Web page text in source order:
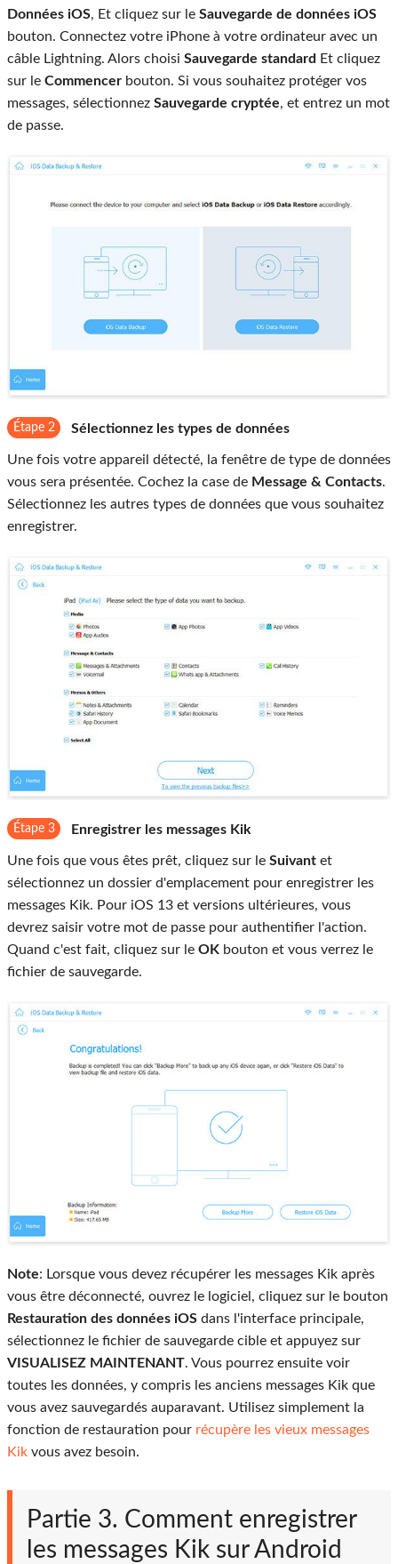
Données iOS, Et cliquez sur le Sauvegarde de données iOS
bouton. Connectez votre iPhone à votre ordinateur avec un
câble Lightning. Alors choisi Sauvegarde standard Et cliquez
sur le Commencer bouton. Si vous souhaitez protéger vos
messages, sélectionnez Sauvegarde cryptée, et entrez un mot
de passe.
Étape 2 Sélectionnez les types de données
Une fois votre appareil détecté, la fenêtre de type de données
vous sera présentée. Cochez la case de Message & Contacts.
Sélectionnez les autres types de données que vous souhaitez
enregistrer.
Étape 3 Enregistrer les messages Kik
Une fois que vous êtes prêt, cliquez sur le Suivant et
sélectionnez un dossier d'emplacement pour enregistrer les
messages Kik. Pour iOS 13 et versions ultérieures, vous
devrez saisir votre mot de passe pour authentifier l'action.
Quand c'est fait, cliquez sur le OK bouton et vous verrez le
fichier de sauvegarde.
Note: Lorsque vous devez récupérer les messages Kik après
vous être déconnecté, ouvrez le logiciel, cliquez sur le bouton
Restauration des données iOS dans l'interface principale,
sélectionnez le fichier de sauvegarde cible et appuyez sur
VISUALISEZ MAINTENANT. Vous pourrez ensuite voir
toutes les données, y compris les anciens messages Kik que
vous avez sauvegardés auparavant. Utilisez simplement la
fonction de restauration pour récupère les vieux messages
Kik vous avez besoin.
Partie 3. Comment enregistrer
les messages Kik sur Android